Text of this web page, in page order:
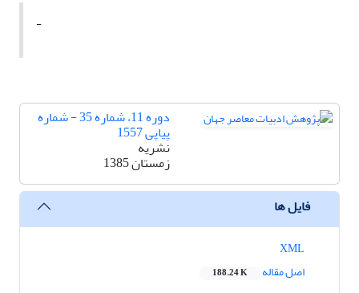
-
دوره 11، شماره 35 - شماره
پیاپی 1557
نشریه
زمستان 1385
فایل ها
اصل مقاله
188.24 K